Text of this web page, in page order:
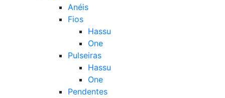
Anéis
Fios
Hassu
One
Pulseiras
Hassu
One
Pendentes